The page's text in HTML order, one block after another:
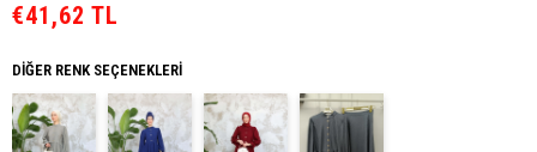
€41,62 TL
DIĞER RENK SEÇENEKLERI